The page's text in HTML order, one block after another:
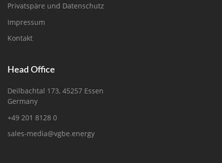
Privatspäre und Datenschutz
Impressum
Kontakt
Head Office
Deilbachtal 173, 45257 Essen
Germany
+49 201 8128 0
sales-media@vgbe.energy